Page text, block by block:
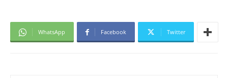
WhatsApp Facebook Twitter